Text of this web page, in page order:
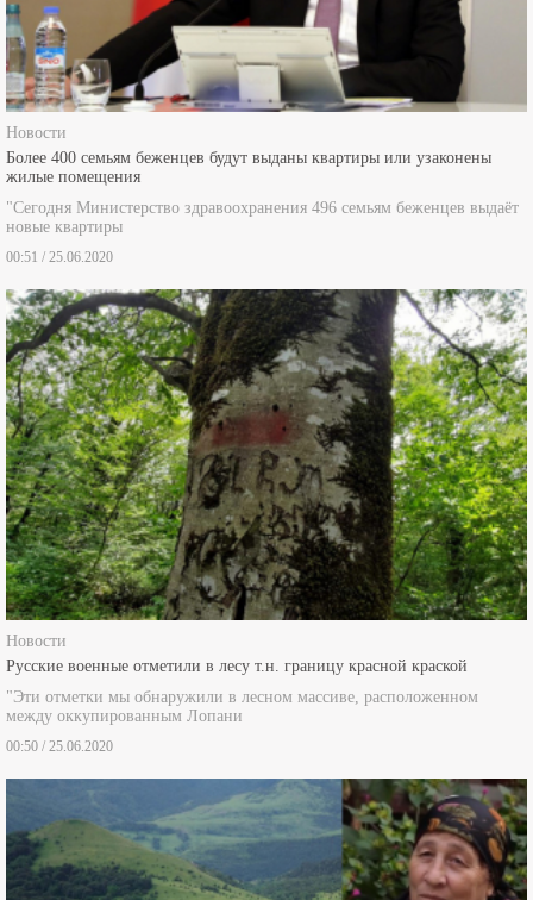
Новости
Более 400 семьям беженцев будут выданы квартиры или узаконены
жилые помещения
"Сегодня Министерство здравоохранения 496 семьям беженцев выдаёт
новые квартиры
00:51 / 25.06.2020
Новости
Русские военные отметили в лесу т.н. границу красной краской
"Эти отметки мы обнаружили в лесном массиве, расположенном
между оккупированным Лопани
00:50 / 25.06.2020